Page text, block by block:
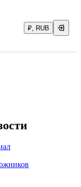
₽, RUB